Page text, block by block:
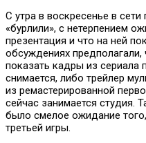
С утра в воскресенье в
«бурлили», с нетерпением
презентация и что на ней
обсуждениях предполагали,
показать кадры из сериала
снимается, либо трейлер
из ремастерированной
сейчас занимается студия.
было смелое ожидание
третьей игры.